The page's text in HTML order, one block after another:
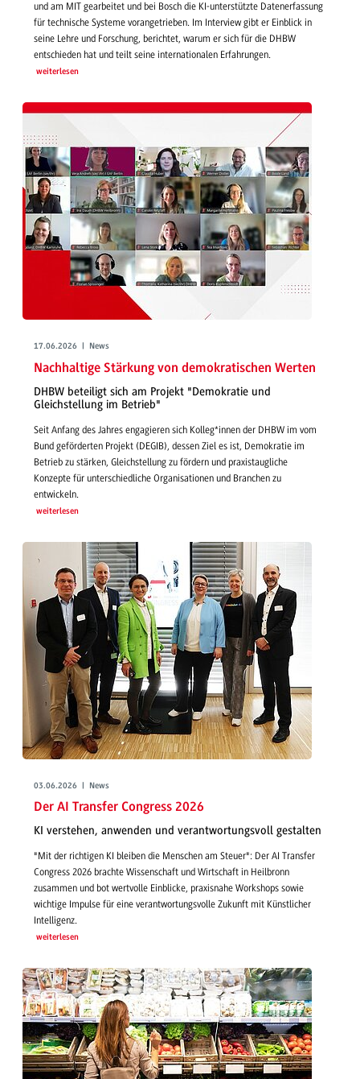
und am MIT gearbeitet und bei Bosch die KI-unterstützte Datenerfassung
für technische Systeme vorangetrieben. Im Interview gibt er Einblick in
seine Lehre und Forschung, berichtet, warum er sich für die DHBW
entschieden hat und teilt seine internationalen Erfahrungen.
weiterlesen
17.06.2026 | News
Nachhaltige Stärkung von demokratischen Werten
DHBW beteiligt sich am Projekt "Demokratie und
Gleichstellung im Betrieb"
Seit Anfang des Jahres engagieren sich Kolleg*innen der DHBW im vom
Bund geförderten Projekt (DEGIB), dessen Ziel es ist, Demokratie im
Betrieb zu stärken, Gleichstellung zu fördern und praxistaugliche
Konzepte für unterschiedliche Organisationen und Branchen zu
entwickeln.
weiterlesen
03.06.2026 | News
Der AI Transfer Congress 2026
KI verstehen, anwenden und verantwortungsvoll gestalten
"Mit der richtigen KI bleiben die Menschen am Steuer": Der AI Transfer
Congress 2026 brachte Wissenschaft und Wirtschaft in Heilbronn
zusammen und bot wertvolle Einblicke, praxisnahe Workshops sowie
wichtige Impulse für eine verantwortungsvolle Zukunft mit Künstlicher
Intelligenz.
weiterlesen